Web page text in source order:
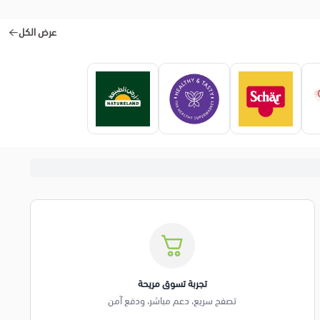
عرض الكل
تجربة تسوق مريحة
تصفح سريع، دعم مباشر، ودفع آمن